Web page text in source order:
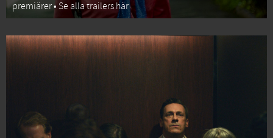
premiärer • Se alla trailers här